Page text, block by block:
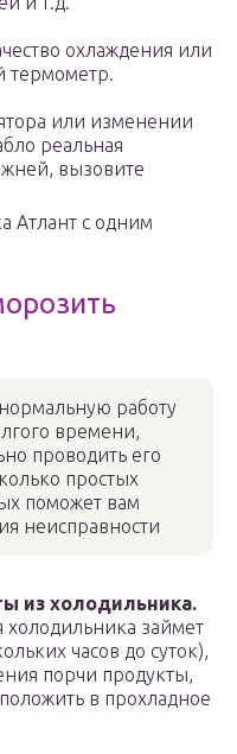
охлаждения или
термометр.
или изменении
реальная
вызовите
Атлант с одним
работу
времени,
проводить его
простых
поможет вам
неисправности
из холодильника.
займет
часов до суток),
порчи продукты,
в прохладное